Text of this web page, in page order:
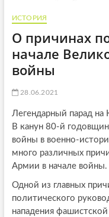
ИСТОРИЯ
О причинах
начале
войны
28.06.2021
Легендарный парад на
В канун 80-й
войны в военно-
много различных
Армии в начале войны.
Одной из главных
политического
нападения